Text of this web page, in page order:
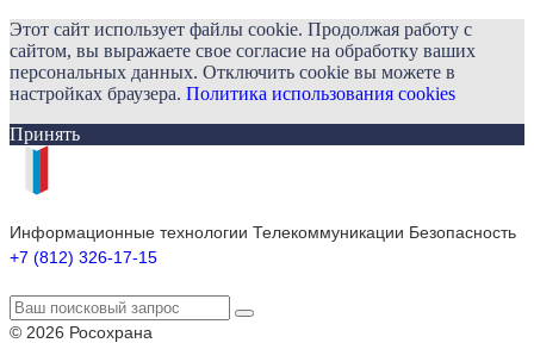
Этот сайт использует файлы cookie. Продолжая работу с
сайтом, вы выражаете свое согласие на обработку ваших
персональных данных. Отключить cookie вы можете в
настройках браузера. Политика использования cookies
Принять
Информационные технологии Телекоммуникации Безопасность
+7 (812) 326-17-15
© 2026 Росохрана